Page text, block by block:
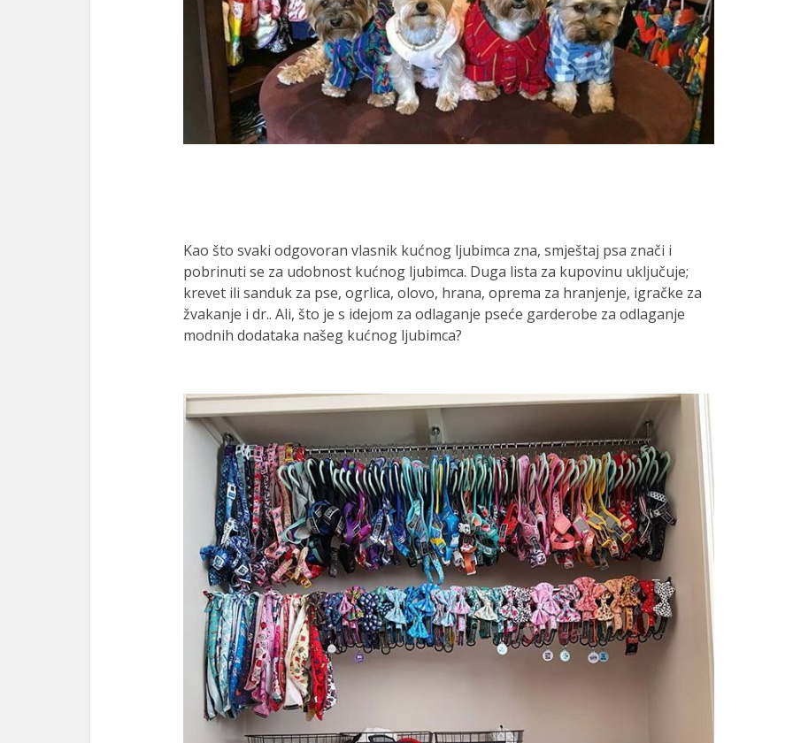
Kao što svaki odgovoran vlasnik kućnog ljubimca zna, smještaj psa znači i
pobrinuti se za udobnost kućnog ljubimca. Duga lista za kupovinu uključuje;
krevet ili sanduk za pse, ogrlica, olovo, hrana, oprema za hranjenje, igračke za
žvakanje i dr.. Ali, što je s idejom za odlaganje pseće garderobe za odlaganje
modnih dodataka našeg kućnog ljubimca?